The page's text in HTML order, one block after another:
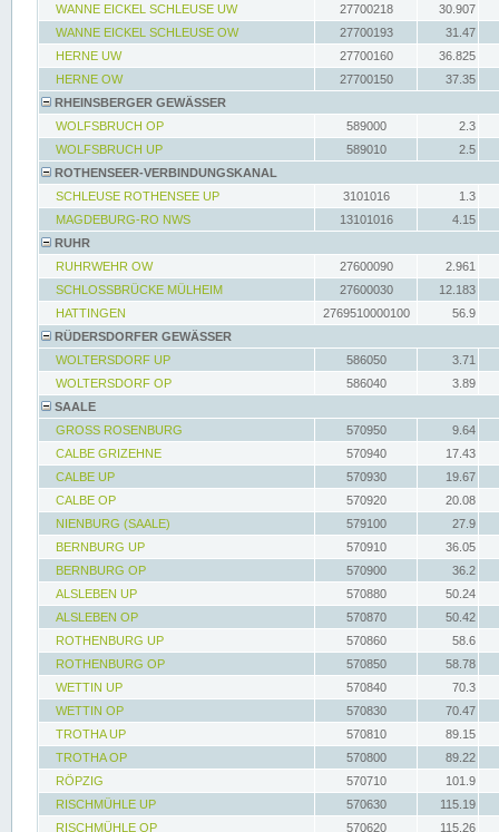
WANNE EICKEL SCHLEUSE UW
27700218
30.907
WANNE EICKEL SCHLEUSE OW
27700193
31.47
HERNE UW
27700160
36.825
HERNE OW
27700150
37.35
RHEINSBERGER GEWÄSSER
WOLFSBRUCH OP
589000
2.3
WOLFSBRUCH UP
589010
2.5
ROTHENSEER-VERBINDUNGSKANAL
SCHLEUSE ROTHENSEE UP
3101016
1.3
MAGDEBURG-RO NWS
13101016
4.15
RUHR
RUHRWEHR OW
27600090
2.961
SCHLOSSBRÜCKE MÜLHEIM
27600030
12.183
HATTINGEN
2769510000100
56.9
RÜDERSDORFER GEWÄSSER
WOLTERSDORF UP
586050
3.71
WOLTERSDORF OP
586040
3.89
SAALE
GROSS ROSENBURG
570950
9.64
CALBE GRIZEHNE
570940
17.43
CALBE UP
570930
19.67
CALBE OP
570920
20.08
NIENBURG (SAALE)
579100
27.9
BERNBURG UP
570910
36.05
BERNBURG OP
570900
36.2
ALSLEBEN UP
570880
50.24
ALSLEBEN OP
570870
50.42
ROTHENBURG UP
570860
58.6
ROTHENBURG OP
570850
58.78
WETTIN UP
570840
70.3
WETTIN OP
570830
70.47
TROTHA UP
570810
89.15
TROTHA OP
570800
89.22
RÖPZIG
570710
101.9
RISCHMÜHLE UP
570630
115.19
RISCHMÜHLE OP
570620 115.26